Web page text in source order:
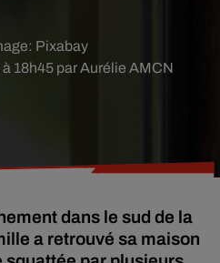
18h45 par Aurélie AMCN
Pixabay
dans le sud de la
a retrouvé sa maison